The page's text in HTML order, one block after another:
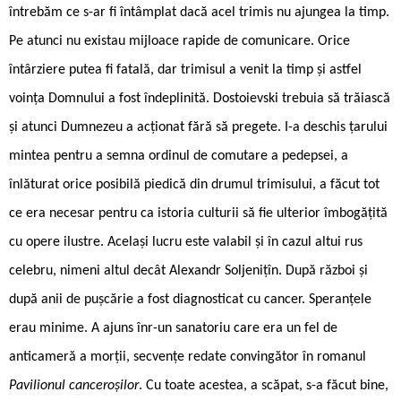
întrebăm ce s-ar fi întâmplat dacă acel trimis nu ajungea la timp.
Pe atunci nu existau mijloace rapide de comunicare. Orice
întârziere putea fi fatală, dar trimisul a venit la timp și astfel
voința Domnului a fost îndeplinită. Dostoievski trebuia să trăiască
și atunci Dumnezeu a acționat fără să pregete. I-a deschis țarului
mintea pentru a semna ordinul de comutare a pedepsei, a
înlăturat orice posibilă piedică din drumul trimisului, a făcut tot
ce era necesar pentru ca istoria culturii să fie ulterior îmbogățită
cu opere ilustre. Același lucru este valabil și în cazul altui rus
celebru, nimeni altul decât Alexandr Soljenițîn. După război și
după anii de pușcărie a fost diagnosticat cu cancer. Speranțele
erau minime. A ajuns înr-un sanatoriu care era un fel de
anticameră a morții, secvențe redate convingător în romanul
Pavilionul canceroșilor. Cu toate acestea, a scăpat, s-a făcut bine,